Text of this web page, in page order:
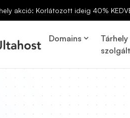
akció: Korlátozott ideig 40%
Domains
Tárhely